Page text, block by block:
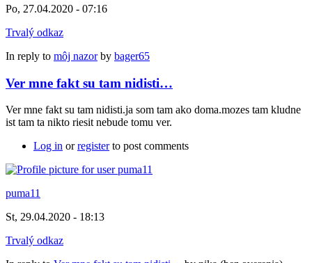
Po, 27.04.2020 - 07:16
Trvalý odkaz
In reply to môj nazorby bager65
Ver mne fakt su tam nidisti…
Ver mne fakt su tam nidisti.ja som tam ako doma.mozes tam kludne
ist tam ta nikto riesit nebude tomu ver.
Log in orregisterto post comments
puma11
St, 29.04.2020 - 18:13
Trvalý odkaz